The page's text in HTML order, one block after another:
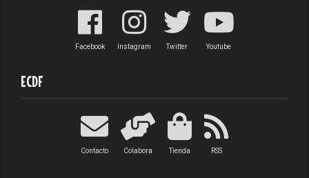
Facebook Instagram Twitter Youtube
ECDF
Contacto Colabora Tienda RSS